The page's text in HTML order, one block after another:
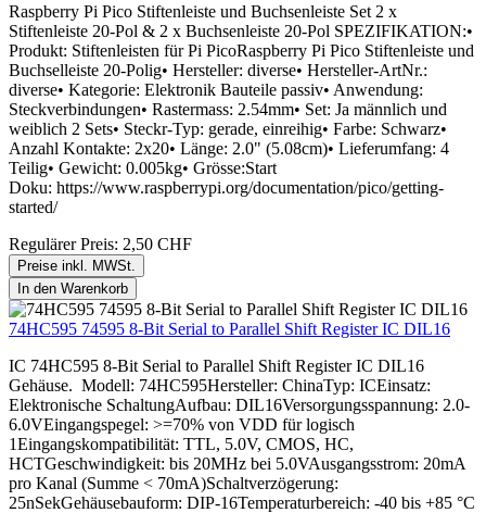
Raspberry Pi Pico Stiftenleiste und Buchsenleiste Set 2 x
Stiftenleiste 20-Pol & 2 x Buchsenleiste 20-Pol SPEZIFIKATION:•
Produkt: Stiftenleisten für Pi PicoRaspberry Pi Pico Stiftenleiste und
Buchselleiste 20-Polig• Hersteller: diverse• Hersteller-ArtNr.:
diverse• Kategorie: Elektronik Bauteile passiv• Anwendung:
Steckverbindungen• Rastermass: 2.54mm• Set: Ja männlich und
weiblich 2 Sets• Steckr-Typ: gerade, einreihig• Farbe: Schwarz•
Anzahl Kontakte: 2x20• Länge: 2.0" (5.08cm)• Lieferumfang: 4
Teilig• Gewicht: 0.005kg• Grösse:Start
Doku: https://www.raspberrypi.org/documentation/pico/getting-
started/
Regulärer Preis: 2,50 CHF
Preise inkl. MWSt.
In den Warenkorb
74HC595 74595 8-Bit Serial to Parallel Shift Register IC DIL16
IC 74HC595 8-Bit Serial to Parallel Shift Register IC DIL16
Gehäuse. Modell: 74HC595Hersteller: ChinaTyp: ICEinsatz:
Elektronische SchaltungAufbau: DIL16Versorgungsspannung: 2.0-
6.0VEingangspegel: >=70% von VDD für logisch
1Eingangskompatibilität: TTL, 5.0V, CMOS, HC,
HCTGeschwindigkeit: bis 20MHz bei 5.0VAusgangsstrom: 20mA
pro Kanal (Summe < 70mA)Schaltverzögerung:
25nSekGehäusebauform: DIP-16Temperaturbereich: -40 bis +85 °C